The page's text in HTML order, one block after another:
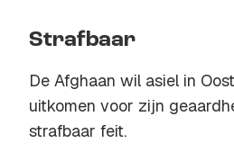
Strafbaar
De Afghaan wil asiel in
uitkomen voor zijn
strafbaar feit.